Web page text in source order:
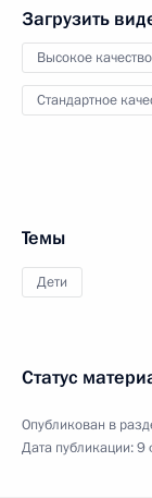
Загрузить
Высокое
Стандартное
Темы
Дети
Статус
Опубликован в
Дата публикации:9